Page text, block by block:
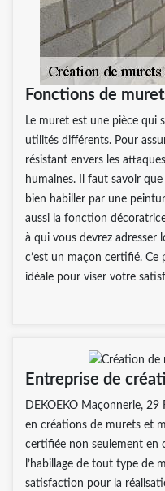
Fonctions de
Le muret est une pièce qui
utilités différents. Pour
résistant envers les
humaines. Il faut savoir
bien habiller par une
aussi la fonction
à qui vous devrez adresser
c’est un maçon certifié. Ce
idéale pour viser votre
Entreprise de
DEKOEKO Maçonnerie,
en créations de murets et
certifiée non seulement en
l’habillage de tout type de
satisfaction pour la